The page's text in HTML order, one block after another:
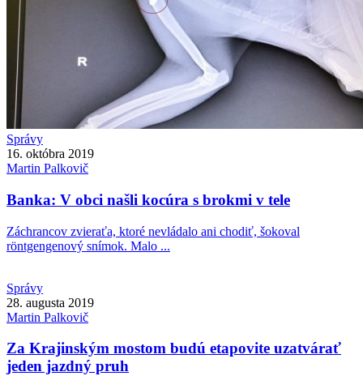
Správy
16. októbra 2019
Martin Palkovič
Banka: V obci našli kocúra s brokmi v tele
Záchrancov zvieraťa, ktoré nevládalo ani chodiť, šokoval
röntgengenový snímok. Malo ...
Správy
28. augusta 2019
Martin Palkovič
Za Krajinským mostom budú etapovite uzatvárať
jeden jazdný pruh